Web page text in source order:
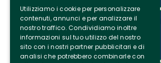
Utilizziamo i cookie per personalizzare
contenuti, annunci e per analizzare il
nostro traffico. Condividiamo inoltre
informazioni sul tuo utilizzo del nostro
sito con i nostri partner pubblicitari e di
analisi che potrebbero combinarle con